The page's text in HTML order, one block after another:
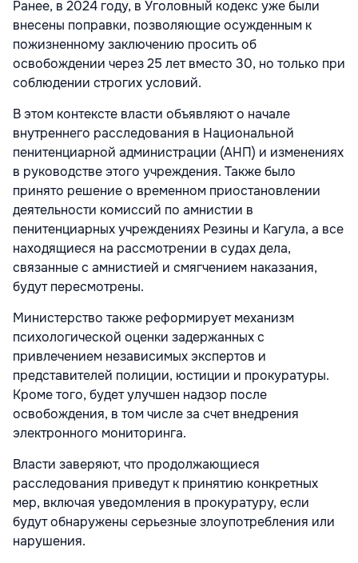
Ранее, в 2024 году, в Уголовный кодекс уже были
внесены поправки, позволяющие осужденным к
пожизненному заключению просить об
освобождении через 25 лет вместо 30, но только при
соблюдении строгих условий.
В этом контексте власти объявляют о начале
внутреннего расследования в Национальной
пенитенциарной администрации (АНП) и изменениях
в руководстве этого учреждения. Также было
принято решение о временном приостановлении
деятельности комиссий по амнистии в
пенитенциарных учреждениях Резины и Кагула, а все
находящиеся на рассмотрении в судах дела,
связанные с амнистией и смягчением наказания,
будут пересмотрены.
Министерство также реформирует механизм
психологической оценки задержанных с
привлечением независимых экспертов и
представителей полиции, юстиции и прокуратуры.
Кроме того, будет улучшен надзор после
освобождения, в том числе за счет внедрения
электронного мониторинга.
Власти заверяют, что продолжающиеся
расследования приведут к принятию конкретных
мер, включая уведомления в прокуратуру, если
будут обнаружены серьезные злоупотребления или
нарушения.